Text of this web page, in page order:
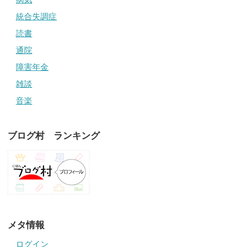
統合失調症
読書
通院
障害年金
雑談
音楽
ブログ村 ランキング
メタ情報
ログイン